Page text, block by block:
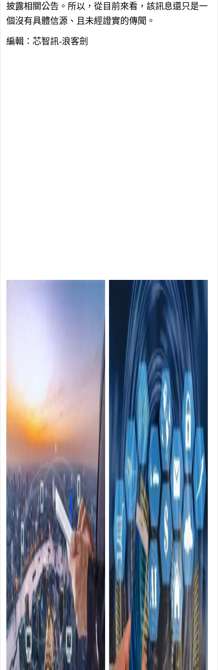
披露相關公告。所以，從目前來看，該訊息還只是一
個沒有具體信源、且未經證實的傳聞。
編輯：芯智訊-浪客劍